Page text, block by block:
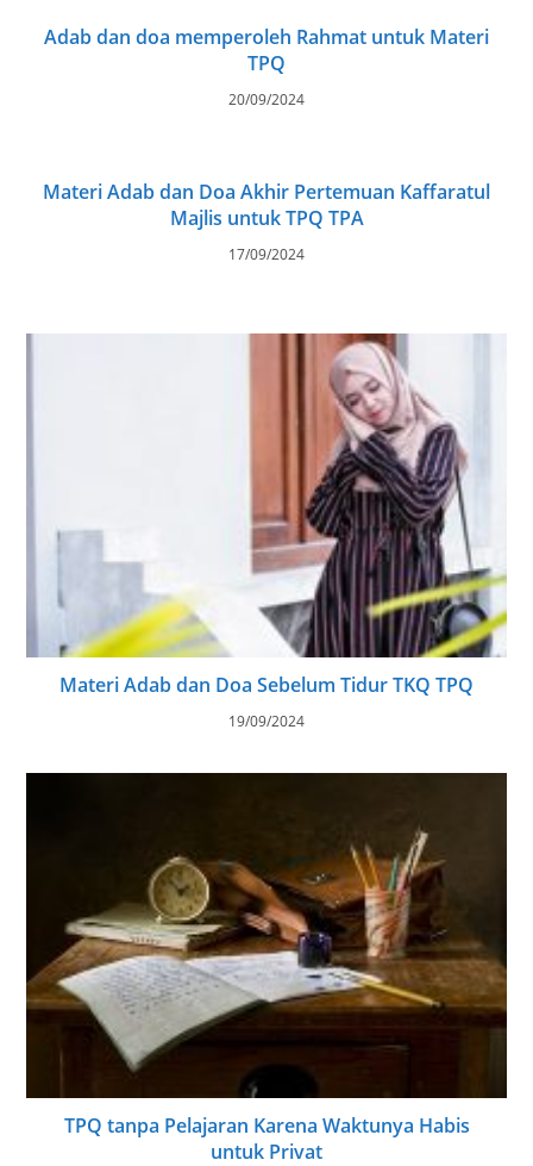
Adab dan doa memperoleh Rahmat untuk Materi
TPQ
20/09/2024
Materi Adab dan Doa Akhir Pertemuan Kaffaratul
Majlis untuk TPQ TPA
17/09/2024
Materi Adab dan Doa Sebelum Tidur TKQ TPQ
19/09/2024
TPQ tanpa Pelajaran Karena Waktunya Habis
untuk Privat